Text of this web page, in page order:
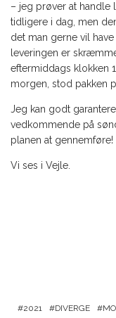
– jeg prøver at handle
tidligere i dag, men
det man gerne vil
leveringen er
eftermiddags klokken
morgen, stod pakken
Jeg kan godt
vedkommende på
planen at gennemføre!
Vi ses i Vejle.
2021 DIVERGE